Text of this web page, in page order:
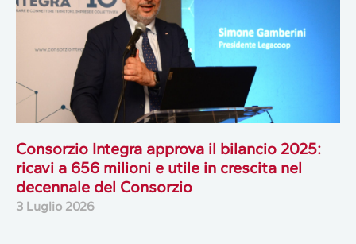
Consorzio Integra approva il bilancio 2025:
ricavi a 656 milioni e utile in crescita nel
decennale del Consorzio
3 Luglio 2026